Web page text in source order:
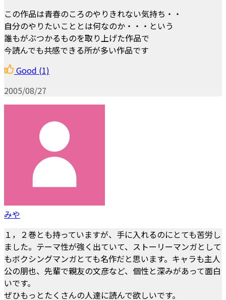
この作品は青春のころのやりきれない気持ち・・
自分のやりたいこととは何なのか・・・という
誰もがぶつかるものを取り上げた作品で
今読んでも共感できる所が多い作品です
Good (1)
2005/08/27
みや
１，２巻とも持っていますが、手に入れるのにとても苦労し
ました。テーマ性が強く出ていて、ストーリーマンガとして
もボクシングマンガとても名作だと思います。キャラも主人
公の朋也、先輩で親友の文彦など、個性と深みがあって面白
いです。
ぜひもっとたくさんの人達に読んで欲しいです。